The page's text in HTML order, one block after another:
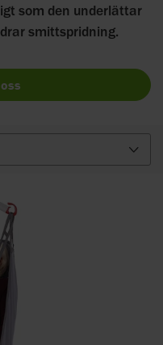
som den underlättar
smittspridning.